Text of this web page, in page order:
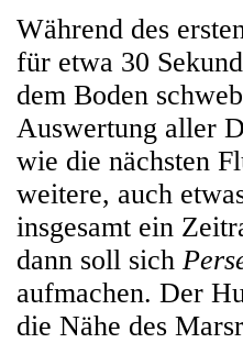
Während des
für etwa 30
dem Boden
Auswertung aller
wie die nächsten
weitere, auch
insgesamt ein
dann soll sich
aufmachen. Der
die Nähe des